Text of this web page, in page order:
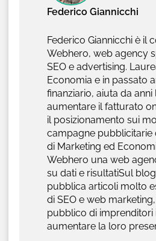
Federico Giannicchi
Federico Giannicchi è il
Webhero, web agency
SEO e advertising.
Economia e in passato
finanziario, aiuta da anni
aumentare il fatturato
il posizionamento sui
campagne pubblicitarie
di Marketing ed
Webhero una web
su dati e risultatiSul
pubblica articoli molto
di SEO e web
pubblico di imprenditori
aumentare la loro